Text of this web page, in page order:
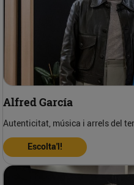
Alfred García
Autenticitat, música i arrels del
Escolta'l!